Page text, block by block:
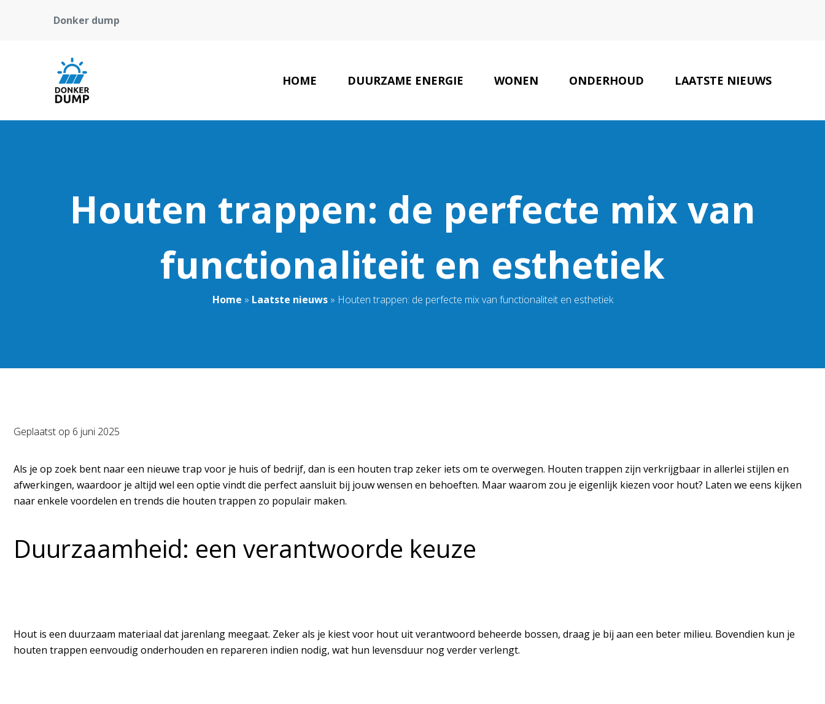
Donker dump
HOME DUURZAME ENERGIE WONEN ONDERHOUD LAATSTE NIEUWS
Houten trappen: de perfecte mix van
functionaliteit en esthetiek
Home » Laatste nieuws» Houten trappen: de perfecte mix van functionaliteit en esthetiek
Geplaatst op 6 juni 2025
Als je op zoek bent naar een nieuwe trap voor je huis of bedrijf, dan is een houten trap zeker iets om te overwegen. Houten trappen zijn verkrijgbaar in allerlei stijlen en
afwerkingen, waardoor je altijd wel een optie vindt die perfect aansluit bij jouw wensen en behoeften. Maar waarom zou je eigenlijk kiezen voor hout? Laten we eens kijken
naar enkele voordelen en trends die houten trappen zo populair maken.
Duurzaamheid: een verantwoorde keuze
Hout is een duurzaam materiaal dat jarenlang meegaat. Zeker als je kiest voor hout uit verantwoord beheerde bossen, draag je bij aan een beter milieu. Bovendien kun je
houten trappen eenvoudig onderhouden en repareren indien nodig, wat hun levensduur nog verder verlengt.